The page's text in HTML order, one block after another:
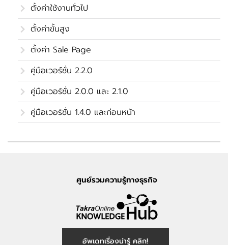
ตั้งค่าใช้งานทั่วไป
ตั้งค่าขั้นสูง
ตั้งค่า Sale Page
คู่มือเวอร์ชั่น 2.2.0
คู่มือเวอร์ชั่น 2.0.0 และ 2.1.0
คู่มือเวอร์ชั่น 1.4.0 และก่อนหน้า
ศูนย์รวมความรู้ทางธุรกิจ
อัพเดทเรื่องน่ารู้ คลิก!